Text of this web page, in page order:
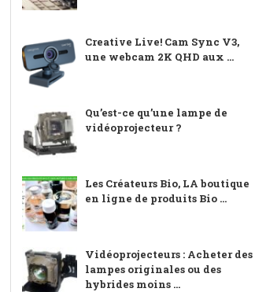
Creative Live! Cam Sync V3,
une webcam 2K QHD aux ...
Qu’est-ce qu’une lampe de
vidéoprojecteur ?
Les Créateurs Bio, LA boutique
en ligne de produits Bio ...
Vidéoprojecteurs : Acheter des
lampes originales ou des
hybrides moins ...